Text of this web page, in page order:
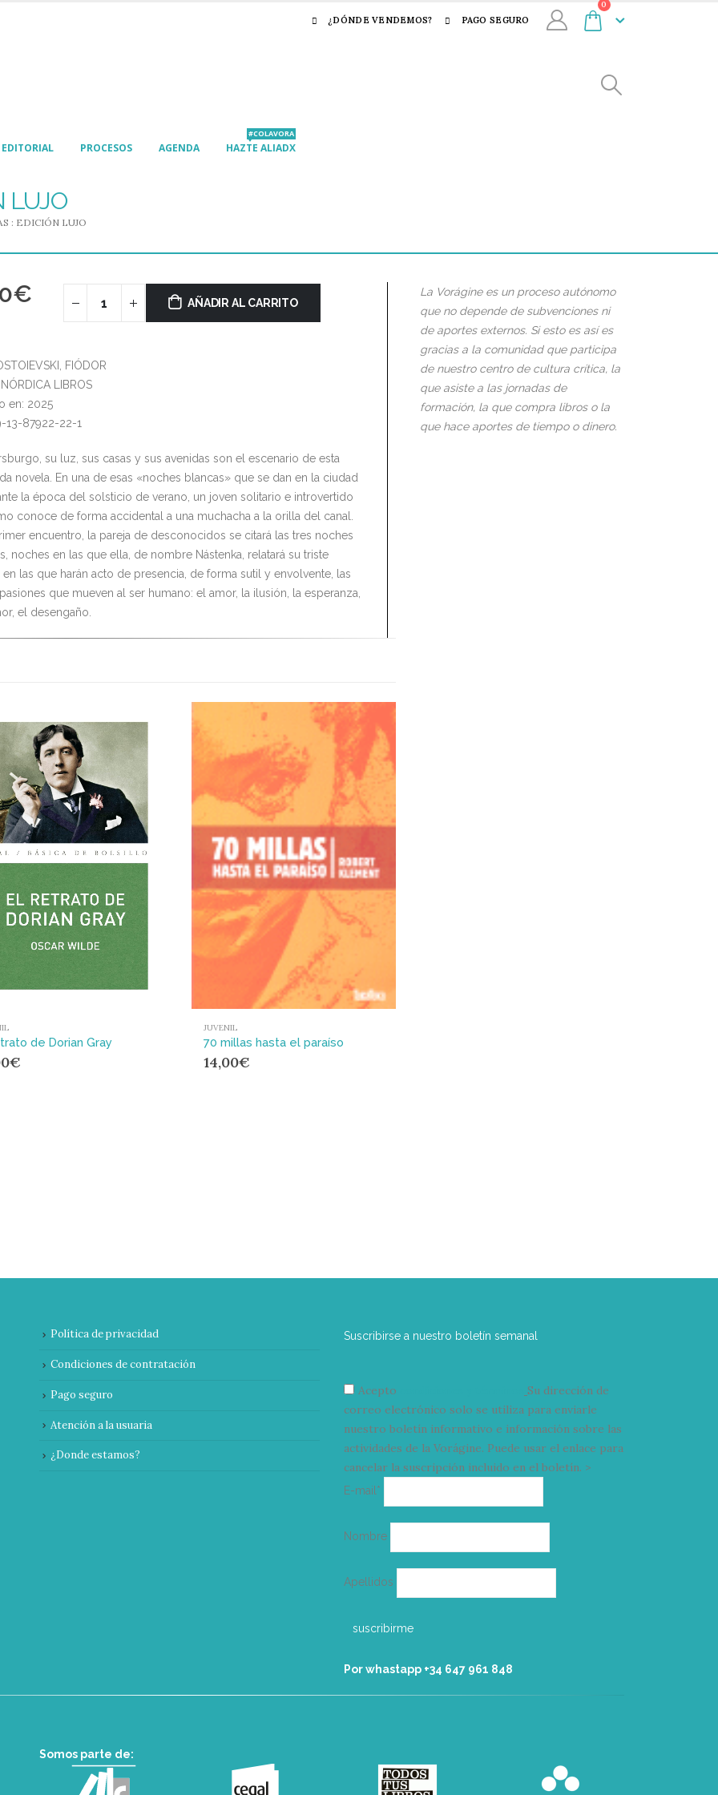
¿DÓNDE VENDEMOS? PAGO SEGURO
0
EDITORIAL PROCESOS AGENDA HAZTE ALIADX
#COLAVORA
LUJO
: EDICIÓN LUJO
€ AÑADIR AL CARRITO
FIÓDOR
LIBROS
en: 2025
13-87922-22-1
su luz, sus casas y sus avenidas son el escenario de esta
novela. En una de esas «noches blancas» que se dan en la ciudad
la época del solsticio de verano, un joven solitario e introvertido
conoce de forma accidental a una muchacha a la orilla del canal.
encuentro, la pareja de desconocidos se citará las tres noches
noches en las que ella, de nombre Nástenka, relatará su triste
en las que harán acto de presencia, de forma sutil y envolvente, las
que mueven al ser humano: el amor, la ilusión, la esperanza,
el desengaño.
de Dorian Gray
€
JUVENIL
70 millas hasta el paraíso
14,00€
La Vorágine es un proceso autónomo
que no depende de subvenciones ni
de aportes externos. Si esto es así es
gracias a la comunidad que participa
de nuestro centro de cultura crítica, la
que asiste a las jornadas de
formación, la que compra libros o la
que hace aportes de tiempo o dinero.
Política de privacidad
Condiciones de contratación
Pago seguro
Atención a la usuaria
¿Donde estamos?
Suscribirse a nuestro boletín semanal
Acepto
Su dirección de
correo electrónico solo se utiliza para enviarle
nuestro boletín informativo e información sobre las
actividades de la Vorágine. Puede usar el enlace para
cancelar la suscripción incluido en el boletín. >
E-mail*
electrónico
Nombre
Apellidos
Por whastapp +34 ‭647 961 848‬
Somos parte de: